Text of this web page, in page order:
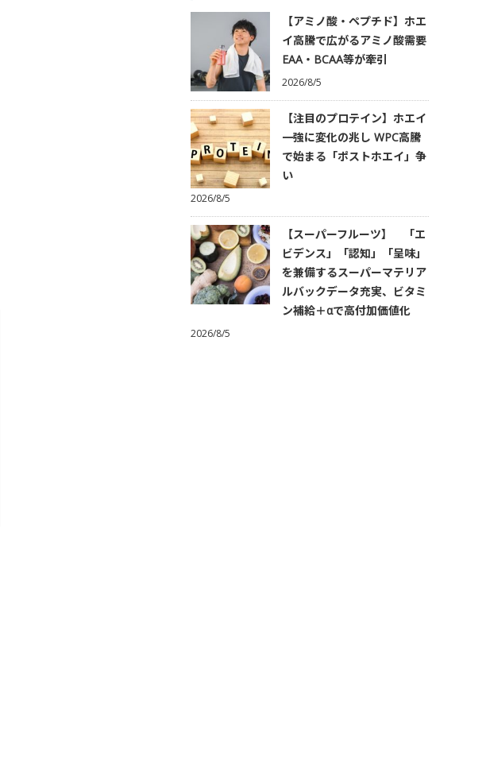
【アミノ酸・ペプチド】ホエ
イ高騰で広がるアミノ酸需要
EAA・BCAA等が牽引
2026/8/5
【注目のプロテイン】ホエイ
一強に変化の兆し WPC高騰
で始まる「ポストホエイ」争
い
2026/8/5
【スーパーフルーツ】 「エ
ビデンス」「認知」「呈味」
を兼備するスーパーマテリア
ルバックデータ充実、ビタミ
ン補給＋αで高付加価値化
2026/8/5